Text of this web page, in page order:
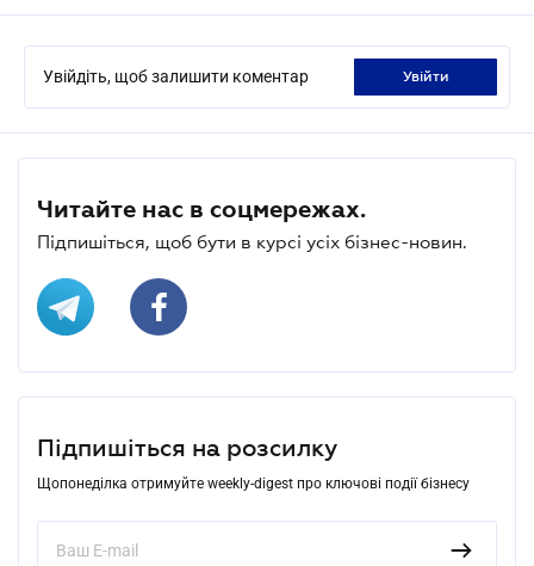
Увійдіть, щоб залишити коментар увійти
Читайте нас в соцмережах.
Підпишіться, щоб бути в курсі усіх бізнес-новин.
Підпишіться на розсилку
Щопонеділка отримуйте weekly-digest про ключові події бізнесу